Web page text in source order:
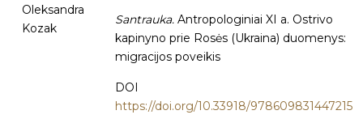
Oleksandra
Kozak
Santrauka. Antropologiniai XI a. Ostrivo
kapinyno prie Rosės (Ukraina) duomenys:
migracijos poveikis
DOI
https://doi.org/10.33918/978609831447215